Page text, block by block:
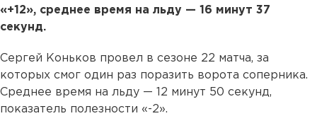
«+12», среднее время на льду — 16 минут 37
секунд.
Сергей Коньков провел в сезоне 22 матча, за
которых смог один раз поразить ворота соперника.
Среднее время на льду — 12 минут 50 секунд,
показатель полезности «-2».